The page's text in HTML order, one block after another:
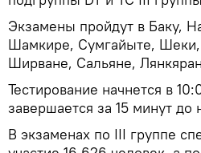
Экзамены пройдут в Баку,
Шамкире, Сумгайыте, Шеки,
Ширване, Сальяне,
Тестирование начнется в
завершается за 15 минут до
В экзаменах по III группе